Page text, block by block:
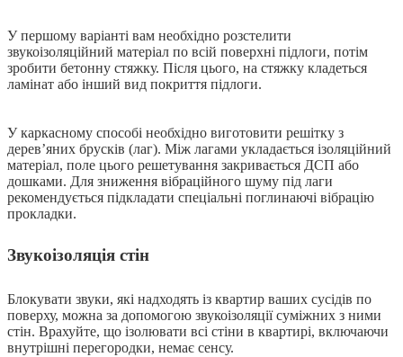
У першому варіанті вам необхідно розстелити
звукоізоляційний матеріал по всій поверхні підлоги, потім
зробити бетонну стяжку. Після цього, на стяжку кладеться
ламінат або інший вид покриття підлоги.
У каркасному способі необхідно виготовити решітку з
дерев’яних брусків (лаг). Між лагами укладається ізоляційний
матеріал, поле цього решетування закривається ДСП або
дошками. Для зниження вібраційного шуму під лаги
рекомендується підкладати спеціальні поглинаючі вібрацію
прокладки.
Звукоізоляція стін
Блокувати звуки, які надходять із квартир ваших сусідів по
поверху, можна за допомогою звукоізоляції суміжних з ними
стін. Врахуйте, що ізолювати всі стіни в квартирі, включаючи
внутрішні перегородки, немає сенсу.